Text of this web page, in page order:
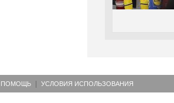
ПОМОЩЬ УСЛОВИЯ ИСПОЛЬЗОВАНИЯ